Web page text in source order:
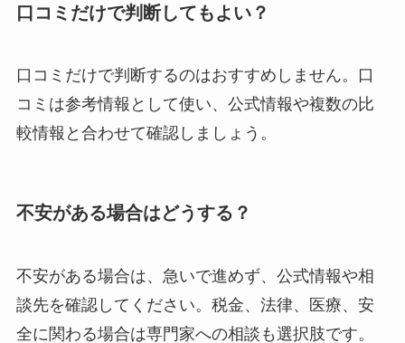
口コミだけで判断してもよい？
口コミだけで判断するのはおすすめしません。口
コミは参考情報として使い、公式情報や複数の比
較情報と合わせて確認しましょう。
不安がある場合はどうする？
不安がある場合は、急いで進めず、公式情報や相
談先を確認してください。税金、法律、医療、安
全に関わる場合は専門家への相談も選択肢です。